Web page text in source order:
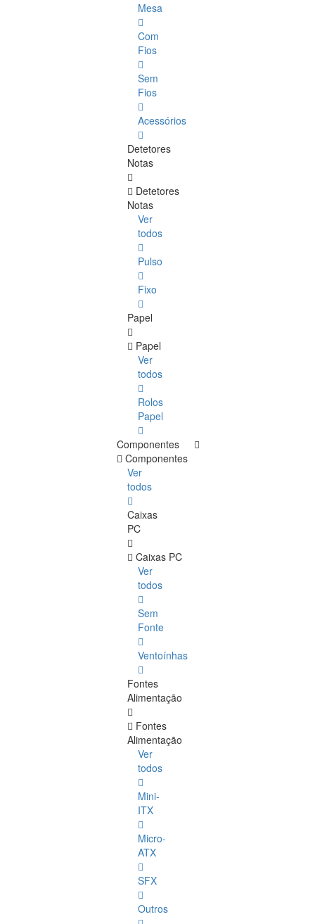
Mesa
Com
Fios
Sem
Fios
Acessórios
Detetores
Notas
Detetores
Notas
Ver
todos
Pulso
Fixo
Papel
Papel
Ver
todos
Rolos
Papel
Componentes
Componentes
Ver
todos
Caixas
PC
Caixas PC
Ver
todos
Sem
Fonte
Ventoínhas
Fontes
Alimentação
Fontes
Alimentação
Ver
todos
Mini-
ITX
Micro-
ATX
SFX
Outros